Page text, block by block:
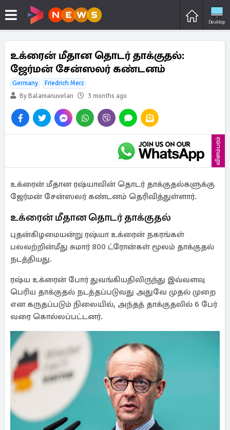
Desktop
உக்ரைன் மீதான தொடர் தாக்குதல்:
ஜேர்மன் சேன்ஸலர் கண்டனம்
Germany
Friedrich Merz
By Balamanuvelan
3 months ago
விளம்பரம்
உக்ரைன் மீதான ரஷ்யாவின் தொடர் தாக்குதல்களுக்கு
ஜேர்மன் சேன்ஸலர் கண்டனம் தெரிவித்துள்ளார்.
உக்ரைன் மீதான தொடர் தாக்குதல்
புதன்கிழமையன்று ரஷ்யா உக்ரைன் நகரங்கள்
பலவற்றின்மீது சுமார் 800 ட்ரோன்கள் மூலம் தாக்குதல்
நடத்தியது.
ரஷ்ய உக்ரைன் போர் துவங்கியதிலிருந்து இவ்வளவு
பெரிய தாக்குதல் நடத்தப்படுவது அதுவே முதல் முறை
என கருதப்படும் நிலையில், அந்தத் தாக்குதலில் 6 பேர்
வரை கொல்லப்பட்டனர்.